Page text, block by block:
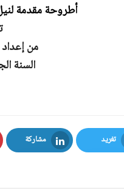
أطروحة مقدمة
من
السنة
تغريد
Twitter
مشاركة
LinkedIn